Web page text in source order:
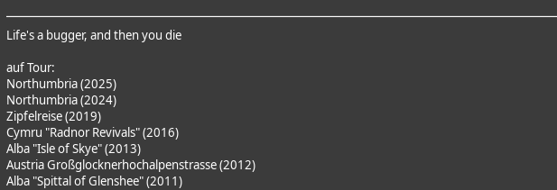
Life's a bugger, and then you die
auf Tour:
Northumbria (2025)
Northumbria (2024)
Zipfelreise (2019)
Cymru "Radnor Revivals" (2016)
Alba "Isle of Skye" (2013)
Austria Großglocknerhochalpenstrasse (2012)
Alba "Spittal of Glenshee" (2011)